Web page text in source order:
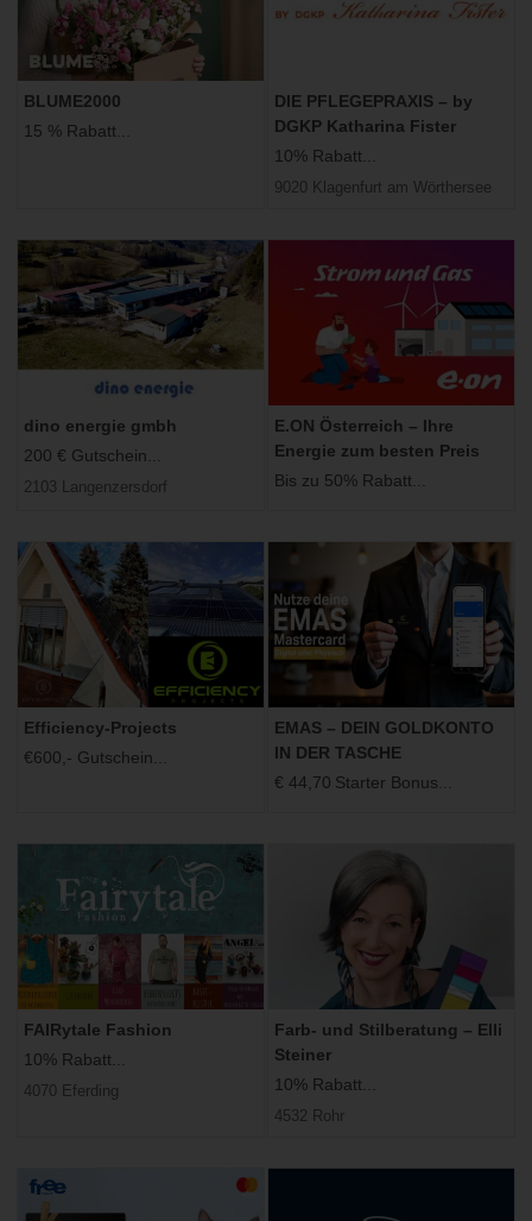
BLUME2000
15 % Rabatt...
DIE PFLEGEPRAXIS – by
DGKP Katharina Fister
10% Rabatt...
9020 Klagenfurt am Wörthersee
dino energie gmbh
200 € Gutschein...
2103 Langenzersdorf
E.ON Österreich – Ihre
Energie zum besten Preis
Bis zu 50% Rabatt...
Efficiency-Projects
€600,- Gutschein...
EMAS – DEIN GOLDKONTO
IN DER TASCHE
€ 44,70 Starter Bonus...
FAIRytale Fashion
10% Rabatt...
4070 Eferding
Farb- und Stilberatung – Elli
Steiner
10% Rabatt...
4532 Rohr